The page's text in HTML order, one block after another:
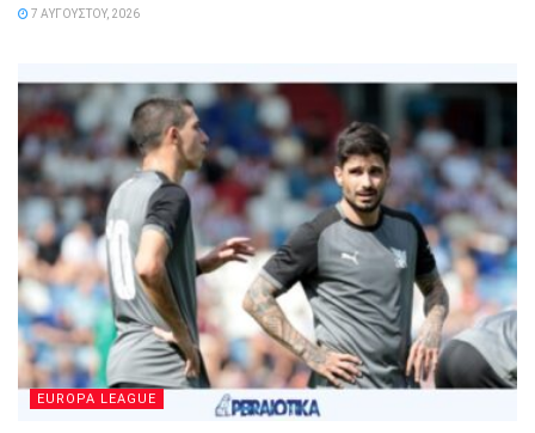
7 ΑΥΓΟΎΣΤΟΥ, 2026
EUROPA LEAGUE